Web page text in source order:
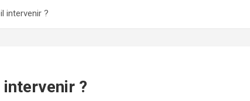
intervenir ?
?